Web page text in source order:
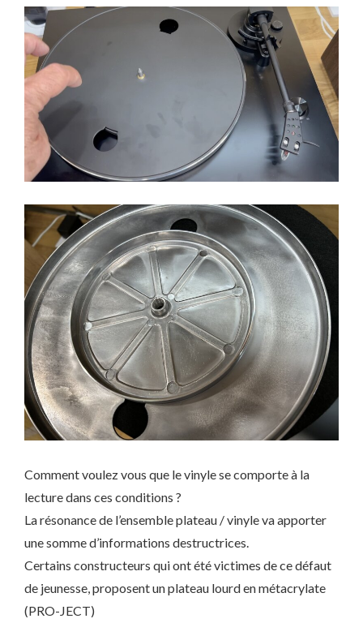
Comment voulez vous que le vinyle se comporte à la
lecture dans ces conditions ?
La résonance de l’ensemble plateau / vinyle va apporter
une somme d’informations destructrices.
Certains constructeurs qui ont été victimes de ce défaut
de jeunesse, proposent un plateau lourd en métacrylate
(PRO-JECT)